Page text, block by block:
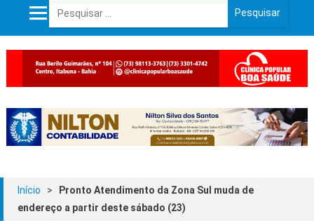
Pesquisar por:
Início >
Pronto Atendimento da Zona Sul muda de
endereço a partir deste sábado (23)